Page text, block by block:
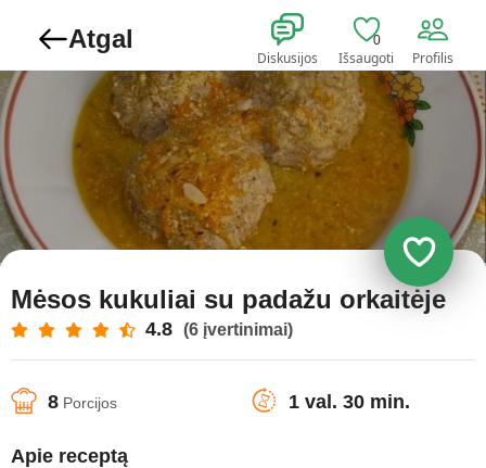
Atgal
Diskusijos
0
Išsaugoti Profilis
Mėsos kukuliai su padažu orkaitėje
4.8 (6 įvertinimai)
8 Porcijos 1 val. 30 min.
Apie receptą